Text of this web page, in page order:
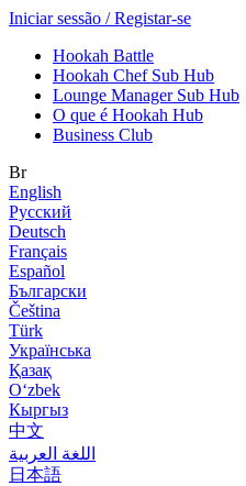
Iniciar sessão / Registar-se
Hookah Battle
Hookah Chef Sub Hub
Lounge Manager Sub Hub
O que é Hookah Hub
Business Club
Br
English
Русский
Deutsch
Français
Español
Български
Čeština
Türk
Українська
Қазақ
Оʻzbek
Кыргыз
中文
اللغة العربية
日本語